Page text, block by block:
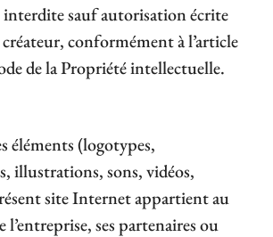
sauf autorisation écrite
conformément à l’article
de la Propriété intellectuelle.
éléments (logotypes,
illustrations, sons, vidéos,
site Internet appartient au
l’entreprise, ses partenaires ou